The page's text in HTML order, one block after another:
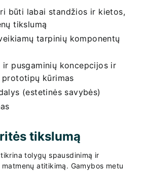
būti labai standžios ir kietos,
tikslumą
tarpinių komponentų
ir pusgaminių koncepcijos ir
kūrimas
(estetinės savybės)
tikslumą
tolygų spausdinimą ir
atitikimą. Gamybos metu